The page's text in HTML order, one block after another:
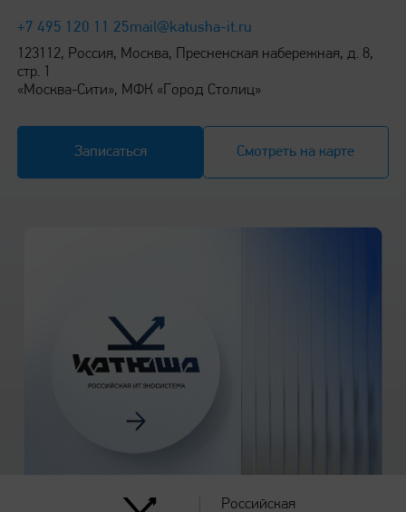
+7 495 120 11 25mail@katusha-it.ru
123112, Россия, Москва, Пресненская набережная, д. 8,
стр. 1
«Москва-Сити», МФК «Город Столиц»
Записаться Смотреть на карте
Российская